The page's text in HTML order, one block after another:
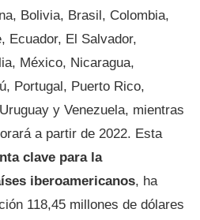
Bolivia, Brasil, Colombia,
Ecuador, El Salvador,
México, Nicaragua,
Portugal, Puerto Rico,
y Venezuela, mientras
a partir de 2022. Esta
clave para la
iberoamericanos, ha
118,45 millones de dólares